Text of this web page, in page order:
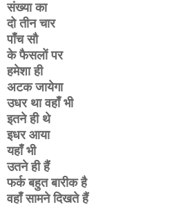
संख्या का
दो तीन चार
पाँच सौ
के फैसलों पर
हमेशा ही
अटक जायेगा
उधर था वहाँ भी
इतने ही थे
इधर आया
यहाँ भी
उतने ही हैं
फर्क बहुत बारीक है
वहाँ सामने दिखते हैं